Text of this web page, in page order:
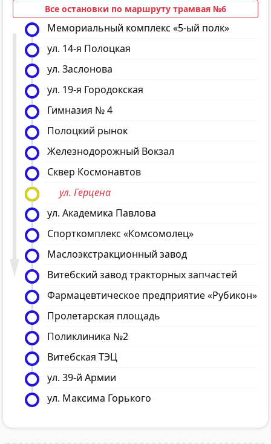
Все остановки по маршруту трамвая №6
Мемориальный комплекс «5-ый полк»
ул. 14-я Полоцкая
ул. Заслонова
ул. 19-я Городокская
Гимназия № 4
Полоцкий рынок
Железнодорожный Вокзал
Сквер Космонавтов
ул. Герцена
ул. Академика Павлова
Спорткомплекс «Комсомолец»
Маслоэкстракционный завод
Витебский завод тракторных запчастей
Фармацевтическое предприятие «Рубикон»
Пролетарская площадь
Поликлиника №2
Витебская ТЭЦ
ул. 39-й Армии
ул. Максима Горького